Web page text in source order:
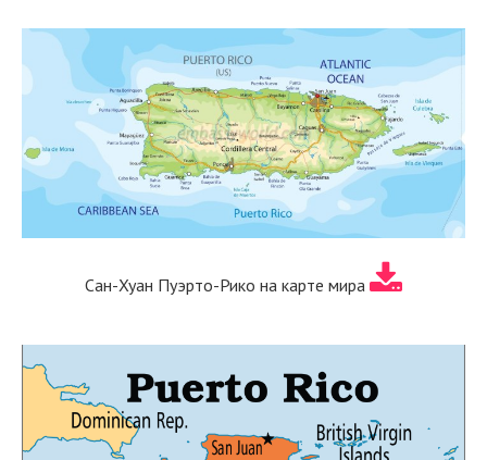
Сан-Хуан Пуэрто-Рико на карте мира